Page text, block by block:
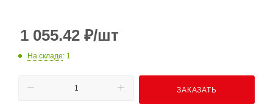
1 055.42 ₽/шт
На складе: 1
ЗАКАЗАТЬ